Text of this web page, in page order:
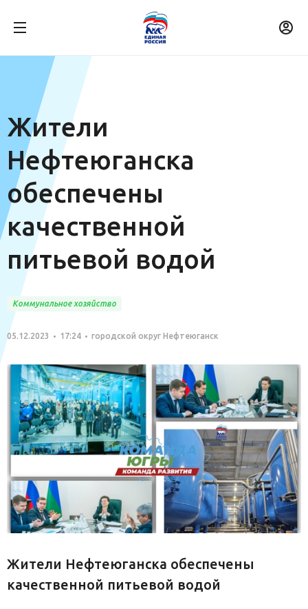
Жители
Нефтеюганска
обеспечены
качественной
питьевой водой
Коммунальное хозяйство
05.12.2023 17:24 городской округ Нефтеюганск
Жители Нефтеюганска обеспечены
качественной питьевой водой